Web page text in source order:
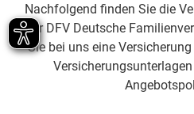
Nachfolgend finden Sie die
der DFV Deutsche
Sie bei uns eine